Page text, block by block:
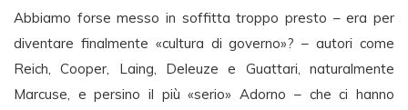
Abbiamo forse messo in soffitta troppo presto – era per
diventare finalmente «cultura di governo»? – autori come
Reich, Cooper, Laing, Deleuze e Guattari, naturalmente
Marcuse, e persino il più «serio» Adorno – che ci hanno